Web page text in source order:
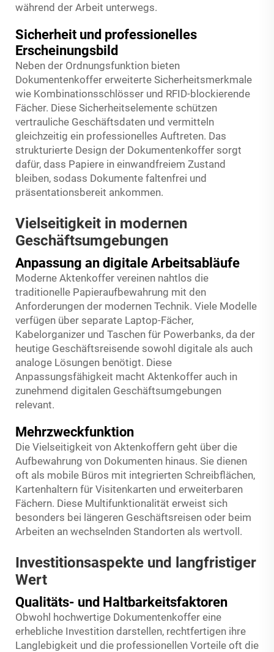
während der Arbeit unterwegs.
Sicherheit und professionelles
Erscheinungsbild
Neben der Ordnungsfunktion bieten
Dokumentenkoffer erweiterte Sicherheitsmerkmale
wie Kombinationsschlösser und RFID-blockierende
Fächer. Diese Sicherheitselemente schützen
vertrauliche Geschäftsdaten und vermitteln
gleichzeitig ein professionelles Auftreten. Das
strukturierte Design der Dokumentenkoffer sorgt
dafür, dass Papiere in einwandfreiem Zustand
bleiben, sodass Dokumente faltenfrei und
präsentationsbereit ankommen.
Vielseitigkeit in modernen
Geschäftsumgebungen
Anpassung an digitale Arbeitsabläufe
Moderne Aktenkoffer vereinen nahtlos die
traditionelle Papieraufbewahrung mit den
Anforderungen der modernen Technik. Viele Modelle
verfügen über separate Laptop-Fächer,
Kabelorganizer und Taschen für Powerbanks, da der
heutige Geschäftsreisende sowohl digitale als auch
analoge Lösungen benötigt. Diese
Anpassungsfähigkeit macht Aktenkoffer auch in
zunehmend digitalen Geschäftsumgebungen
relevant.
Mehrzweckfunktion
Die Vielseitigkeit von Aktenkoffern geht über die
Aufbewahrung von Dokumenten hinaus. Sie dienen
oft als mobile Büros mit integrierten Schreibflächen,
Kartenhaltern für Visitenkarten und erweiterbaren
Fächern. Diese Multifunktionalität erweist sich
besonders bei längeren Geschäftsreisen oder beim
Arbeiten an wechselnden Standorten als wertvoll.
Investitionsaspekte und langfristiger
Wert
Qualitäts- und Haltbarkeitsfaktoren
Obwohl hochwertige Dokumentenkoffer eine
erhebliche Investition darstellen, rechtfertigen ihre
Langlebigkeit und die professionellen Vorteile oft die